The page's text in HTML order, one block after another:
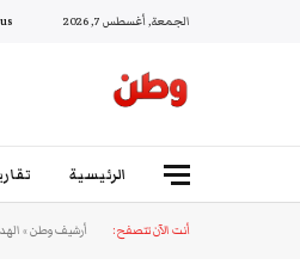
الجمعة, أغسطس 7, 2026
الرئيسية
أنت الآن تتصفح: أرشيف وطن»